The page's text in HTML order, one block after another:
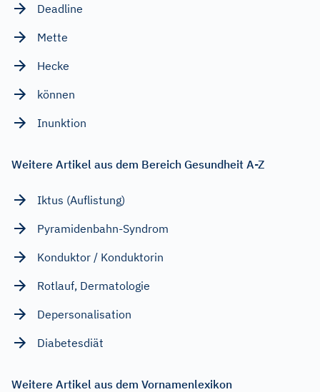
Deadline
Mette
Hecke
können
Inunktion
Weitere Artikel aus dem Bereich Gesundheit A-Z
Iktus (Auflistung)
Pyramidenbahn-Syndrom
Konduktor / Konduktorin
Rotlauf, Dermatologie
Depersonalisation
Diabetesdiät
Weitere Artikel aus dem Vornamenlexikon